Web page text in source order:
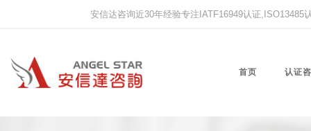
安信达咨询近30年经验专注IATF16949认证
首页 认证